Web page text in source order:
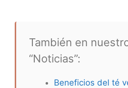
También en
“Noticias”:
Beneficios del té